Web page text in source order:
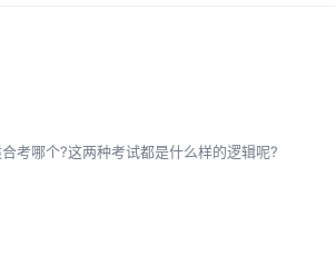
考哪个?这两种考试都是什么样的逻辑呢?